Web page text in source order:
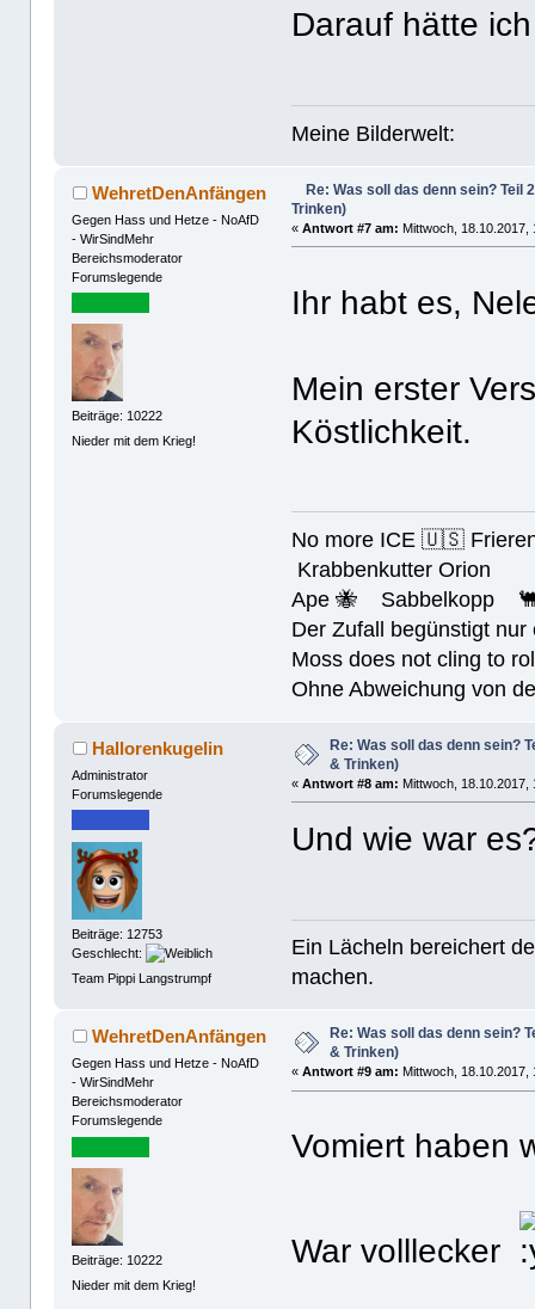
Darauf hätte
Meine Bilderwelt:
WehretDenAnfängen
Gegen Hass und Hetze - NoAfD
- WirSindMehr
Bereichsmoderator
Forumslegende
Beiträge: 10222
Nieder mit dem Krieg!
Re: Was soll das denn sein? Teil
Trinken)
«Antwort #7 am: Mittwoch, 18.10.2017,
Ihr habt es,
Mein erster
Köstlichkeit.
No more ICE 🇺🇸
Krabbenkutter Orion
Ape 🐝 Sabbelkopp
Der Zufall begünstigt
Moss does not cling to
Ohne Abweichung von
Hallorenkugelin
Administrator
Forumslegende
Beiträge: 12753
Geschlecht:
Team Pippi Langstrumpf
Re: Was soll das denn sein?
& Trinken)
«Antwort #8 am: Mittwoch, 18.10.2017,
Und wie war
Ein Lächeln bereichert
machen.
WehretDenAnfängen
Gegen Hass und Hetze - NoAfD
- WirSindMehr
Bereichsmoderator
Forumslegende
Beiträge: 10222
Nieder mit dem Krieg!
Re: Was soll das denn sein?
& Trinken)
«Antwort #9 am: Mittwoch, 18.10.2017,
Vomiert haben
War volllecker